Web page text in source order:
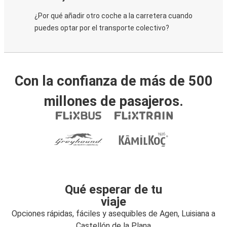
¿Por qué añadir otro coche a la carretera cuando
puedes optar por el transporte colectivo?
Con la confianza de más de 500
millones de pasajeros.
Qué esperar de tu
viaje
Opciones rápidas, fáciles y asequibles de Agen, Luisiana a